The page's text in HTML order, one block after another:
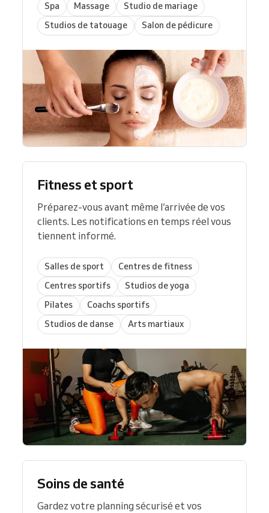
Spa Massage
Studio de mariage
Studios de tatouage
Salon de pédicure
Fitness et sport
Préparez-vous avant même l’arrivée de vos
clients. Les notifications en temps réel vous
tiennent informé.
Salles de sport
Centres de fitness
Centres sportifs
Studios de yoga
Pilates
Coachs sportifs
Studios de danse
Arts martiaux
Soins de santé
Gardez votre planning sécurisé et vos